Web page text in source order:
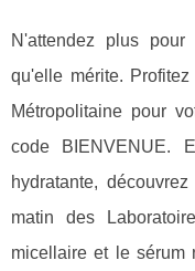
N'attendez plus
qu'elle mérite.
Métropolitaine pour
code BIENVENUE.
hydratante,
matin des
micellaire et le sérum